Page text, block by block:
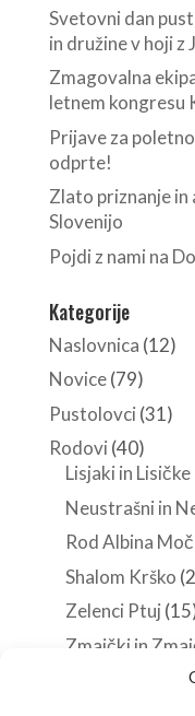
Svetovni dan
in družine v hoji z
Zmagovalna
letnem kongresu
Prijave za
odprte!
Zlato priznanje
Slovenijo
Pojdi z nami na
Kategorije
Naslovnica (12)
Novice(79)
Pustolovci (31)
Rodovi (40)
Lisjaki in Lisičke
Neustrašni in
Rod Albina
Shalom Krško
Zelenci Ptuj
Zmajčki in